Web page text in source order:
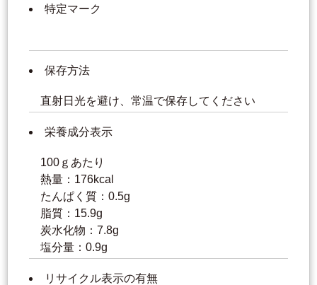
特定マーク
保存方法
直射日光を避け、常温で保存してください
栄養成分表示
100ｇあたり
熱量：176kcal
たんぱく質：0.5g
脂質：15.9g
炭水化物：7.8g
塩分量：0.9g
リサイクル表示の有無